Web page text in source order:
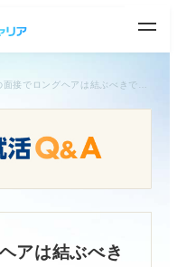
アは結ぶべき